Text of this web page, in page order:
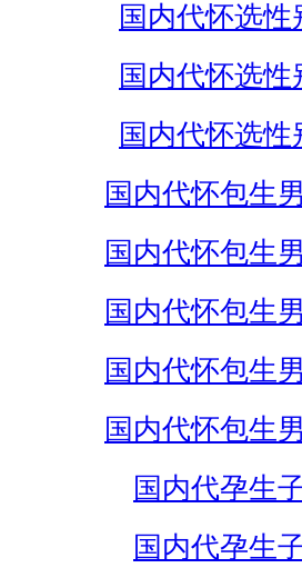
国内代怀选性
国内代怀选性
国内代怀选性
国内代怀包生
国内代怀包生
国内代怀包生
国内代怀包生
国内代怀包生
国内代孕生
国内代孕生